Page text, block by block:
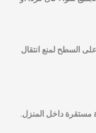
السطح لمنع انتقال
داخل المنزل.